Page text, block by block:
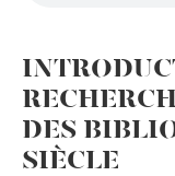
DES
SIÈCLE